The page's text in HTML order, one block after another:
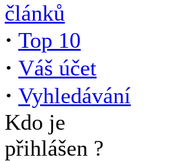
článků
· Top 10
· Váš účet
· Vyhledávání
Kdo je
přihlášen ?